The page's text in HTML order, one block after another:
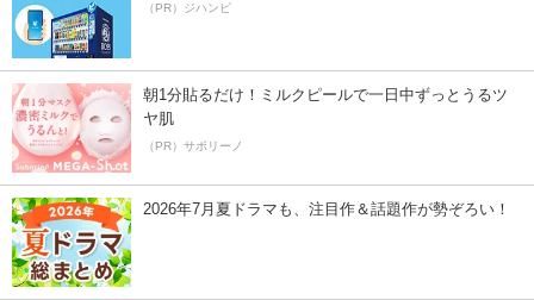
（PR）ジハンピ
朝1分貼るだけ！ミルクピールで一日中ずっとうるツ
ヤ肌
（PR）サボリーノ
2026年7月夏ドラマも、注目作＆話題作が勢ぞろい！